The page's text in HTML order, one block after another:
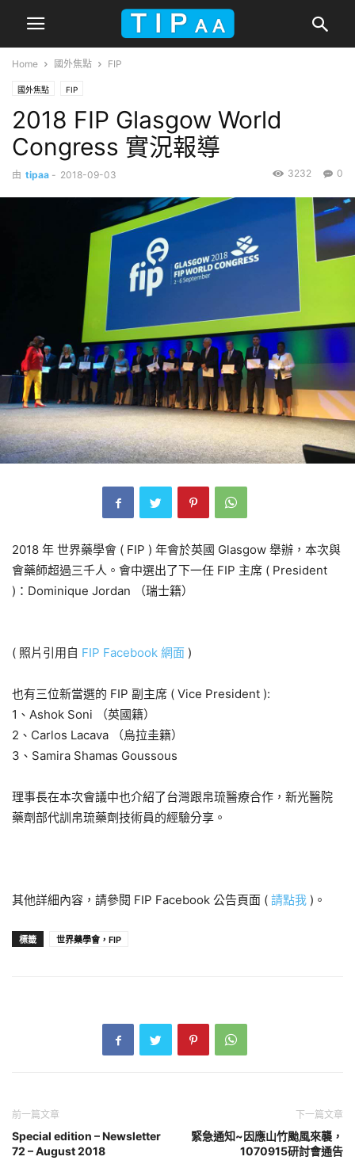
Home 國外焦點 FIP
國外焦點 FIP
2018 FIP Glasgow World
Congress 實況報導
由 tipaa - 2018-09-03 0
3232
2018 年 世界藥學會 ( FIP ) 年會於英國 Glasgow 舉辦，本次與
會藥師超過三千人。會中選出了下一任 FIP 主席 ( President
)：Dominique Jordan （瑞士籍）
( 照片引用自 FIP Facebook 網面 )
也有三位新當選的 FIP 副主席 ( Vice President ):
1、Ashok Soni （英國籍）
2、Carlos Lacava （烏拉圭籍）
3、Samira Shamas Goussous
理事長在本次會議中也介紹了台灣跟帛琉醫療合作，新光醫院
藥劑部代訓帛琉藥劑技術員的經驗分享。
其他詳細內容，請參閱 FIP Facebook 公告頁面 ( 請點我 )。
標籤 世界藥學會，FIP
前一篇文章
Special edition – Newsletter
72 – August 2018
下一篇文章
緊急通知~因應山竹颱風來襲，
1070915研討會通告